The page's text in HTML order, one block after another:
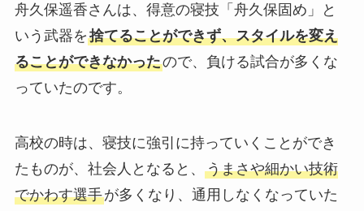
舟久保遥香さんは、得意の寝技「舟久保固め」と
いう武器を捨てることができず、スタイルを変え
ることができなかったので、負ける試合が多くな
っていたのです。
高校の時は、寝技に強引に持っていくことができ
たものが、社会人となると、 うまさや細かい技術
でかわす選手が多くなり、通用しなくなっていた